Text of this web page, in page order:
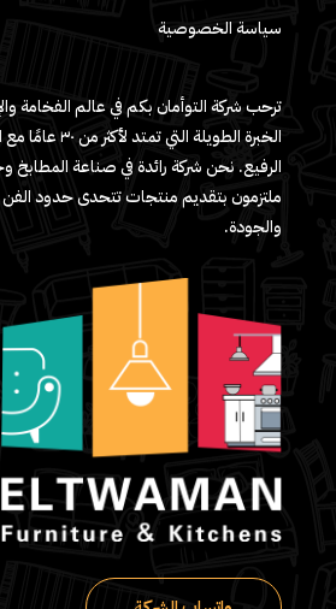
سياسة الخصوصية
ترحب شركة التوأمان بكم في عالم الفخامة
الخبرة الطويلة
الرفيع. نحن شركة رائدة في صناعة المطابخ
ملتزمون بتقديم منتجات تتحدى حدود
والجودة.